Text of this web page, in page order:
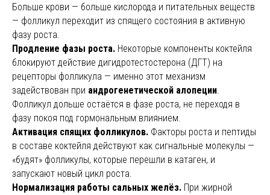
Больше крови — больше кислорода и питательных веществ
— фолликул переходит из спящего состояния в активную
фазу роста.
Продление фазы роста. Некоторые компоненты коктейля
блокируют действие дигидротестостерона (ДГТ) на
рецепторы фолликула — именно этот механизм
задействован при андрогенетической алопеции.
Фолликул дольше остаётся в фазе роста, не переходя в
фазу покоя под гормональным влиянием.
Активация спящих фолликулов. Факторы роста и пептиды
в составе коктейля действуют как сигнальные молекулы —
«будят» фолликулы, которые перешли в катаген, и
запускают новый цикл роста.
Нормализация работы сальных желёз. При жирной